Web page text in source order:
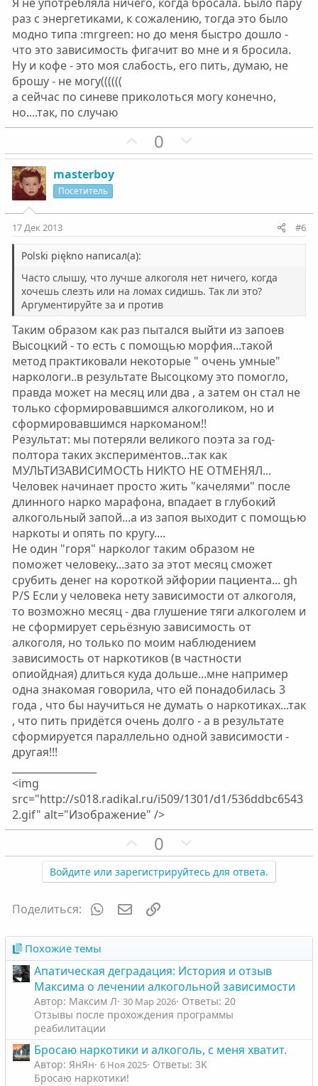
раз с энергетиками, к сожалению, тогда это было
модно типа :mrgreen: но до меня быстро дошло -
что это зависимость фигачит во мне и я бросила.
Ну и кофе - это моя слабость, его пить, думаю, не
брошу - не могу((((((
а сейчас по синеве приколоться могу конечно,
но....так, по случаю
П
о
т
ы
й
г
о
л
о
с
0
е
т
ы
й
о
л
о
с
masterboy
Посетитель
17 Дек 2013 #6
Polski piękno написал(а):
Часто слышу, что лучше алкоголя нет ничего, когда
хочешь слезть или на ломах сидишь. Так ли это?
Аргументируйте за и против
Таким образом как раз пытался выйти из запоев
Высоцкий - то есть с помощью морфия...такой
метод практиковали некоторые " очень умные"
наркологи..в результате Высоцкому это помогло,
правда может на месяц или два , а затем он стал не
только сформировавшимся алкоголиком, но и
сформировавшимся наркоманом!!
Результат: мы потеряли великого поэта за год-
полтора таких экспериментов...так как
МУЛЬТИЗАВИСИМОСТЬ НИКТО НЕ ОТМЕНЯЛ...
Человек начинает просто жить "качелями" после
длинного нарко марафона, впадает в глубокий
алкогольный запой...а из запоя выходит с помощью
наркоты и опять по кругу....
Не один "горя" нарколог таким образом не
поможет человеку...зато за этот месяц сможет
срубить денег на короткой эйфории пациента... gh
P/S Если у человека нету зависимости от алкоголя,
то возможно месяц - два глушение тяги алкоголем и
не сформирует серьёзную зависимость от
алкоголя, но только по моим наблюдением
зависимость от наркотиков (в частности
опиойдная) длиться куда дольше...мне например
одна знакомая говорила, что ей понадобилась 3
года , что бы научиться не думать о наркотиках...так
, что пить придётся очень долго - а в результате
сформируется параллельно одной зависимости -
другая!!!
<img
src="http://s018.radikal.ru/i509/1301/d1/536ddbc6543
2.gif" alt="Изображение" />
П
о
з
т
в
н
ы
й
г
л
о
0
е
г
в
н
ы
й
г
о
л
о
Войдите или зарегистрируйтесь для ответа.
Поделиться: WhatsAppЭлектронная почта
Похожие темы
Апатическая деградация: История и отзыв
Максима о лечении алкогольной зависимости
Автор: Максим Л 30 Мар 2026 Ответы: 20
Отзывы после прохождения программы
реабилитации
Бросаю наркотики и алкоголь, с меня хватит.
Автор: ЯнЯн 6 Ноя 2025 Ответы: 3K
Бросаю наркотики!